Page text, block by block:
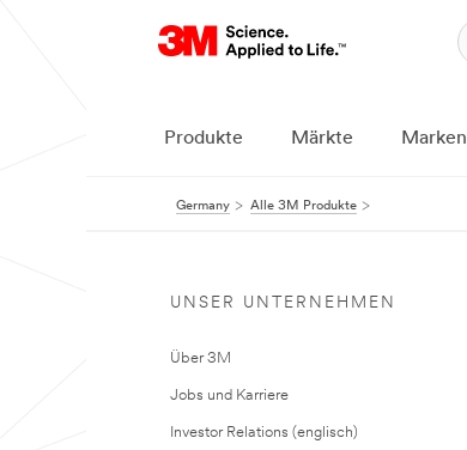
Produkte Märkte Marken
Germany Alle 3M Produkte
UNSER UNTERNEHMEN
Über 3M
Jobs und Karriere
Investor Relations (englisch)